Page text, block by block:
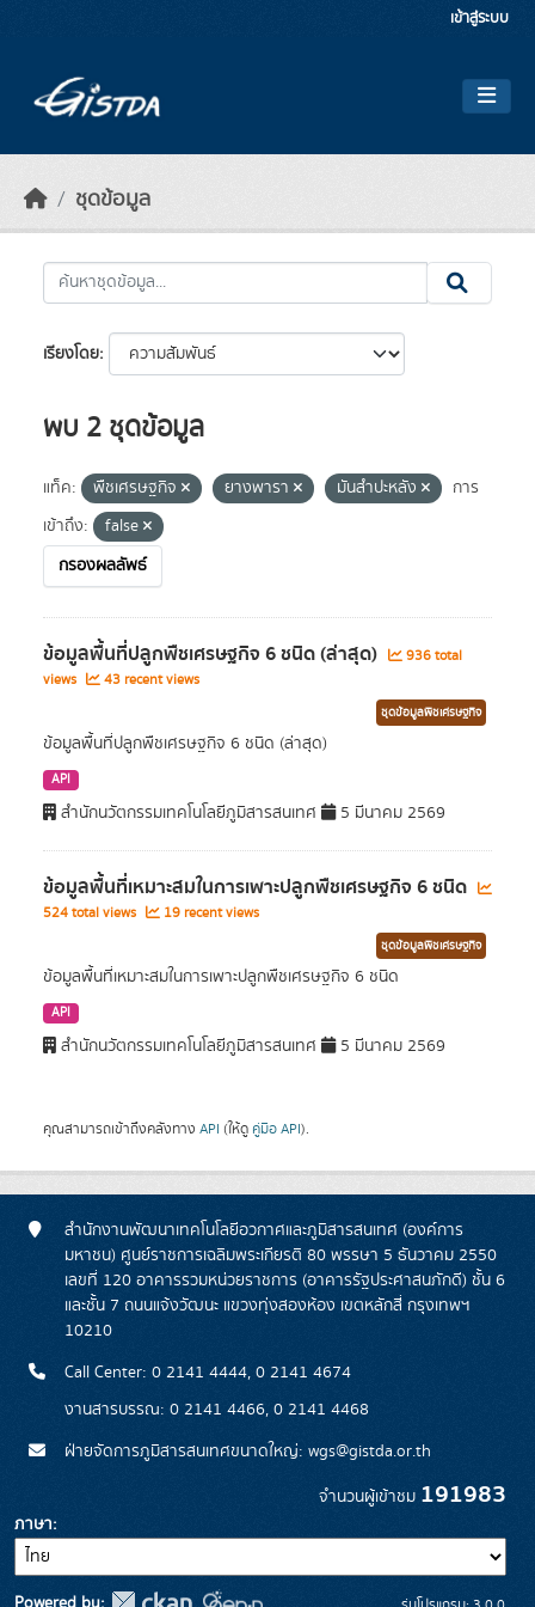
เข้าสู่ระบบ
ชุดข้อมูล
เรียงโดย
พบ 2 ชุดข้อมูล
แท็ค: พืชเศรษฐกิจ ยางพารา มันสำปะหลัง
การ
เข้าถึง:
false
กรองผลลัพธ์
ข้อมูลพื้นที่ปลูกพืชเศรษฐกิจ 6 ชนิด (ล่าสุด)
936 total
views
43 recent views
ชุดข้อมูลพืชเศรษฐกิจ
ข้อมูลพื้นที่ปลูกพืชเศรษฐกิจ 6 ชนิด (ล่าสุด)
API
สำนักนวัตกรรมเทคโนโลยีภูมิสารสนเทศ 5 มีนาคม 2569
ข้อมูลพื้นที่เหมาะสมในการเพาะปลูกพืชเศรษฐกิจ 6 ชนิด
524 total views 19 recent views
ชุดข้อมูลพืชเศรษฐกิจ
ข้อมูลพื้นที่เหมาะสมในการเพาะปลูกพืชเศรษฐกิจ 6 ชนิด
API
สำนักนวัตกรรมเทคโนโลยีภูมิสารสนเทศ 5 มีนาคม 2569
คุณสามารถเข้าถึงคลังทาง API (ให้ดู คู่มือ API).
สำนักงานพัฒนาเทคโนโลยีอวกาศและภูมิสารสนเทศ (องค์การ
มหาชน) ศูนย์ราชการเฉลิมพระเกียรติ 80 พรรษา 5 ธันวาคม 2550
เลขที่ 120 อาคารรวมหน่วยราชการ (อาคารรัฐประศาสนภักดี) ชั้น 6
และชั้น 7 ถนนแจ้งวัฒนะ แขวงทุ่งสองห้อง เขตหลักสี่ กรุงเทพฯ
10210
Call Center: 0 2141 4444, 0 2141 4674
งานสารบรรณ: 0 2141 4466, 0 2141 4468
ฝ่ายจัดการภูมิสารสนเทศขนาดใหญ่: wgs@gistda.or.th
จำนวนผู้เข้าชม 191983
ภาษา